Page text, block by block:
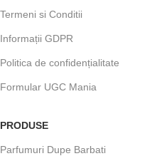
Termeni si Conditii
Informații GDPR
Politica de confidențialitate
Formular UGC Mania
PRODUSE
Parfumuri Dupe Barbati